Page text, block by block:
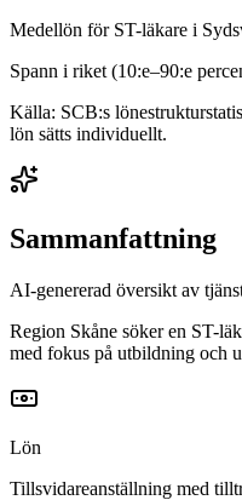
Medellön för ST-läkare i
Spann i riket (10:e–90:e
Källa: SCB:s
lön sätts individuellt.
Sammanfattning
AI-genererad översikt av
Region Skåne söker en ST-
med fokus på utbildning och
Lön
Tillsvidareanställning med